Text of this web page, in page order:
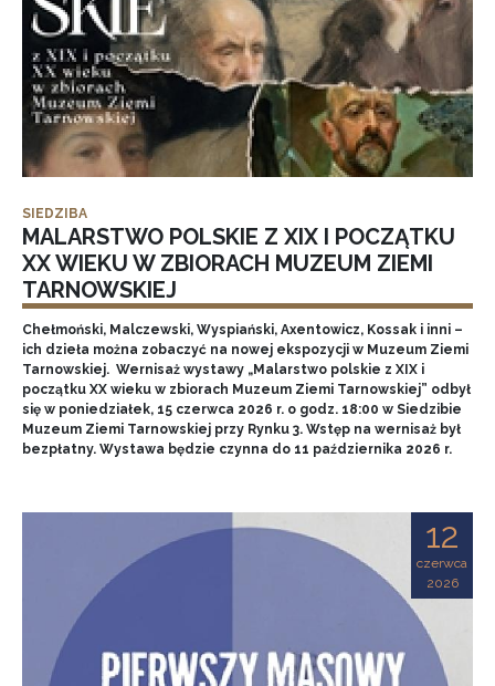
SIEDZIBA
MALARSTWO POLSKIE Z XIX I POCZĄTKU
XX WIEKU W ZBIORACH MUZEUM ZIEMI
TARNOWSKIEJ
Chełmoński, Malczewski, Wyspiański, Axentowicz, Kossak i inni –
ich dzieła można zobaczyć na nowej ekspozycji w Muzeum Ziemi
Tarnowskiej. Wernisaż wystawy „Malarstwo polskie z XIX i
początku XX wieku w zbiorach Muzeum Ziemi Tarnowskiej” odbył
się w poniedziałek, 15 czerwca 2026 r. o godz. 18:00 w Siedzibie
Muzeum Ziemi Tarnowskiej przy Rynku 3. Wstęp na wernisaż był
bezpłatny. Wystawa będzie czynna do 11 października 2026 r.
12
czerwca
2026